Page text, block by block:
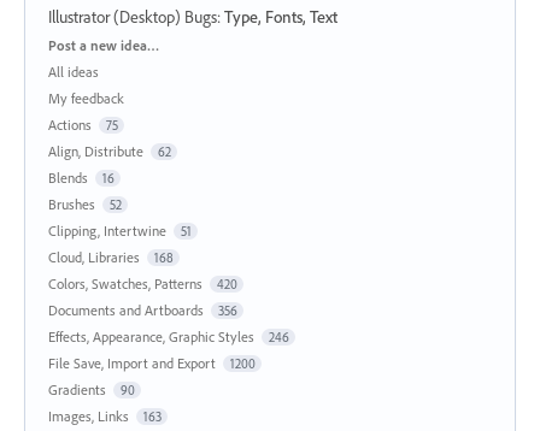
Illustrator (Desktop) Bugs:Type, Fonts, Text
Categories
Post a new idea…
All ideas
My feedback
Actions
75
Align, Distribute 62
Blends 16
Brushes 52
Clipping, Intertwine 51
Cloud, Libraries 168
Colors, Swatches, Patterns 420
Documents and Artboards 356
Effects, Appearance, Graphic Styles 246
File Save, Import and Export 1200
Gradients 90
Images, Links 163